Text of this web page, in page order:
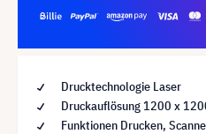
Drucktechnologie Laser
Druckauflösung 1200 x
Funktionen Drucken,